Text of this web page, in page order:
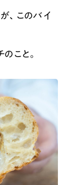
、このバイ
こと。